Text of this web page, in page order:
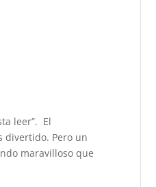
leer”. El
divertido. Pero un
maravilloso que